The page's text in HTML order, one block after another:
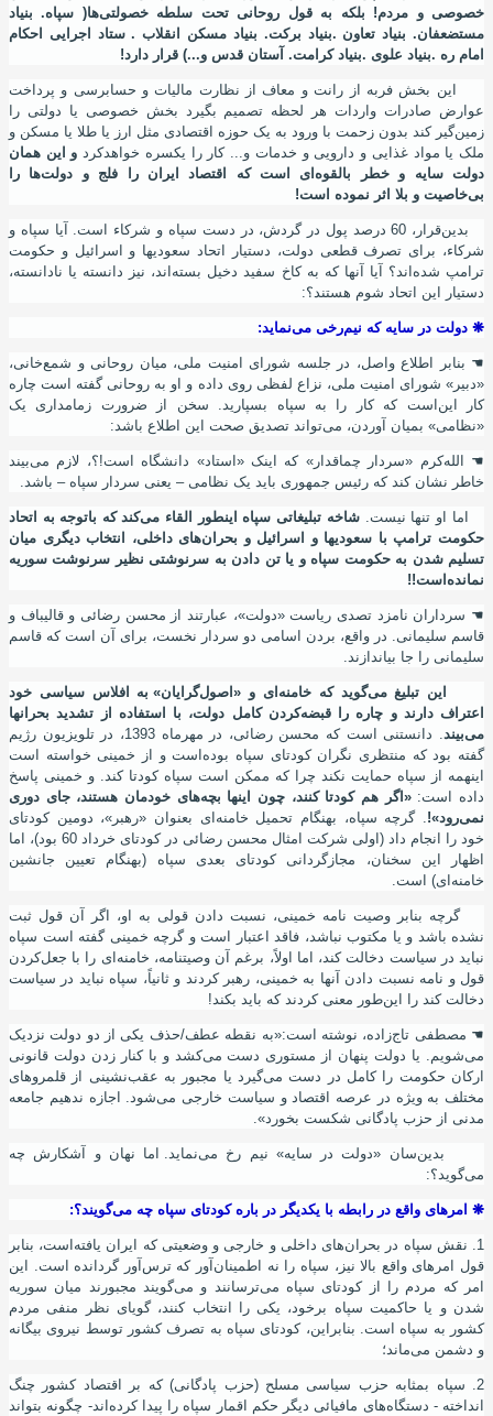
خصوصی و مردم! بلکه به قول روحانی تحت سلطه خصولتیها( سپاه. بنیاد
مستضعفان. بنیاد تعاون .بنیاد برکت. بنیاد مسکن انقلاب . ستاد اجرایی احکام
امام ره .بنیاد علوی .بنیاد کرامت. آستان قدس و...) قرار دارد!
این بخش فربه از رانت و معاف از نظارت مالیات و حسابرسی و پرداخت
عوارض صادرات واردات هر لحظه تصمیم بگیرد بخش خصوصی یا دولتی را
زمینگیر کند بدون زحمت با ورود به یک حوزه اقتصادی مثل ارز یا طلا یا مسکن و
ملک یا مواد غذایی و دارویی و خدمات و... کار را یکسره خواهدکرد و این همان
دولت سایه و خطر بالقوه ای است که اقتصاد ایران را فلج و دولتها را
بیخاصیت و بلا اثر نموده است!
بدین
قرار، 60 درصد پول در گردش، در دست سپاه و شرکاء است. آیا سپاه و
شرکاء، برای تصرف قطعی دولت، دستیار اتحاد سعودیها و اسرائیل و حکومت
ترامپ شده اند؟ آیا آنها که به کاخ سفید دخیل بسته اند، نیز دانسته یا نادانسته،
دستیار این اتحاد شوم هستند؟:
❋ دولت در سایه که نیمرخی مینماید:
☚ بنابر اطلاع واصل، در جلسه شورای امنیت ملی، میان روحانی و شمعخانی،
«دبیر» شورای امنیت ملی، نزاع لفظی روی داده و او به روحانی گفته
است چاره
کار این است که کار را به سپاه بسپارید. سخن از ضرورت زمامداری یک
«نظامی» بمیان آوردن، میتواند تصدیق صحت این اطلاع باشد:
☚ اللهکرم «سردار چماقدار» که اینک «استاد» دانشگاه است!؟، لازم میبیند
خاطر نشان کند که رئیس جمهوری باید یک نظامی – یعنی سردار سپاه – باشد.
اما او تنها نیست.شاخه تبلیغاتی سپاه اینطور القاء میکند که باتوجه به اتحاد
حکومت ترامپ با سعودیها و اسرائیل و بحرانهای داخلی، انتخاب دیگری میان
تسلیم شدن به حکومت سپاه و یا تن دادن به سرنوشتی نظیر سرنوشت سوریه
نمانده است!!
☚ سرداران نامزد تصدی ریاست «دولت»، عبارتند از محسن رضائی و قالیباف و
قاسم سلیمانی. در واقع، بردن اسامی دو سردار نخست، برای آن
است که قاسم
سلیمانی را جا بیاندازند.
این تبلیغ میگوید که خامنه ای و «اصولگرایان» به افلاس سیاسی خود
اعتراف دارند و چاره را قبضهکردن کامل دولت، با استفاده از تشدید بحرانها
میبیند
. دانستنی است که محسن رضائی، در مهرماه 1393، در تلویزیون رﮊیم
گفته بود که منتظری نگران کودتای سپاه بوده است و از خمینی خواسته
است
اینهمه از سپاه حمایت نکند چرا که ممکن است سپاه کودتا کند. و خمینی پاسخ
داده
است:«اگر هم کودتا کنند، چون اینها بچه‌های خودمان هستند، جای دوری
نمی‌رود»! . گرچه سپاه، بهنگام تحمیل خامنه ای بعنوان «رهبر»، دومین کودتای
خود را انجام داد (اولی شرکت امثال محسن رضائی در کودتای خرداد 60 بود)، اما
اظهار این سخنان، مجازگردانی کودتای بعدی سپاه (بهنگام تعیین جانشین
خامنه ای) است.
گرچه بنابر وصیت نامه خمینی، نسبت دادن قولی به او، اگر آن قول ثبت
نشده باشد و یا مکتوب نباشد، فاقد اعتبار است و گرچه خمینی گفته
است سپاه
نباید در سیاست دخالت کند، اما اولاً، برغم آن وصیتنامه، خامنه ای را با جعلکردن
قول و نامه نسبت دادن آنها به خمینی، رهبر کردند و ثانیاً، سپاه نباید در سیاست
دخالت کند را اینطور معنی کردند که باید بکند!
☚ مصطفی تاج‌زاده، نوشته
است:«به نقطه عطف/حذف یکی از دو دولت نزدیک
می‌شویم. یا دولت پنهان از مستوری دست می‌کشد و با کنار زدن دولت قانونی
ارکان حکومت را کامل در دست می‌گیرد یا مجبور به عقب‌نشینی از قلمروهای
مختلف به ‌ویژه در عرصه اقتصاد و سیاست‌ خارجی می‌شود. اجازه ندهیم جامعه
مدنی از حزب پادگانی شکست بخورد»
بدینسان «دولت در سایه» نیم رخ مینماید. اما نهان و آشکارش چه
میگوید؟:
❋ امرهای واقع در رابطه با یکدیگر در باره کودتای سپاه چه میگویند؟:
1. نقش سپاه در بحران های داخلی و خارجی و وضعیتی که ایران یافته است، بنابر
قول امرهای واقع بالا نیز، سپاه را نه اطمینان آور که ترس آور گردانده
است. این
امر که مردم را از کودتای سپاه میترسانند و میگویند مجبورند میان سوریه
شدن و یا حاکمیت سپاه برخود، یکی را انتخاب کنند، گویای نظر منفی مردم
کشور به سپاه است. بنابراین، کودتای سپاه به تصرف کشور توسط نیروی بیگانه
و دشمن میماند؛
2. سپاه بمثابه حزب سیاسی مسلح (حزب پادگانی) که بر اقتصاد کشور چنگ
انداخته - دستگاههای مافیائی دیگر حکم اقمار سپاه را پیدا کرده اند- چگونه بتواند